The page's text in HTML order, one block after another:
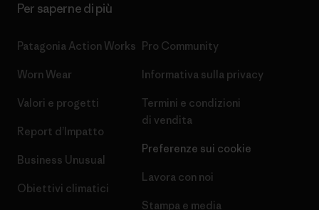
Per saperne di più
Patagonia Action Works
Worn Wear
Valori e progetti
Report d’Impatto
Business Unusual
Obiettivi climatici
Pro Community
Informativa sulla privacy
Termini e condizioni
di vendita
Preferenze sui cookie
Lavora con noi
Stampa e media